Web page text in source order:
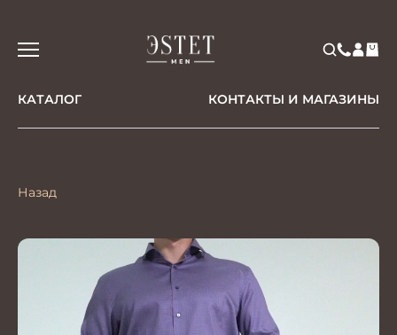
КАТАЛОГ КОНТАКТЫ И МАГАЗИНЫ
Назад